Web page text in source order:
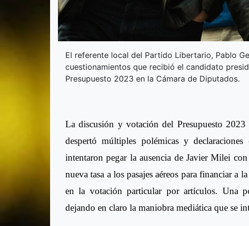
El referente local del Partido Libertario, Pablo
cuestionamientos que recibió el candidato
Presupuesto 2023 en la Cámara de Diputados.
La discusión y votación del Presupuesto
despertó múltiples polémicas y
intentaron pegar la ausencia de Javier Milei
nueva tasa a los pasajes aéreos para financiar
en la votación particular por artículos. Una
dejando en claro la maniobra mediática que se